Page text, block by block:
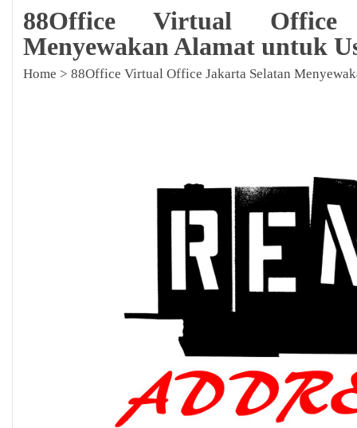
88Office Virtual Office
Menyewakan Alamat untuk
Home > 88Office Virtual Office Jakarta Selatan